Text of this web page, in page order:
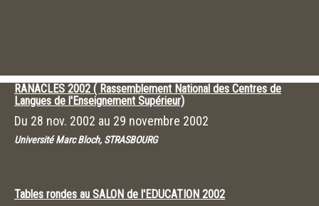
RANACLES 2002 ( Rassemblement National des Centres de
Langues de l'Enseignement Supérieur)
Du 28 nov. 2002 au 29 novembre 2002
Université Marc Bloch, STRASBOURG
Tables rondes au SALON de l'EDUCATION 2002